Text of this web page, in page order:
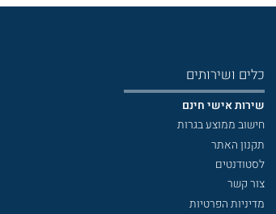
כלים ושירותים
שירות אישי חינם
חישוב ממוצע בגרות
תקנון האתר
לסטודנטים
צור קשר
מדיניות הפרטיות